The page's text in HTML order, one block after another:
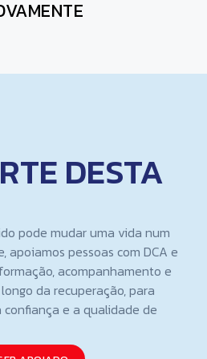
DESTA
pode mudar uma vida num
apoiamos pessoas com DCA e
acompanhamento e
da recuperação, para
e a qualidade de